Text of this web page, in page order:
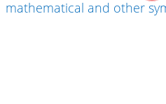
mathematical and other